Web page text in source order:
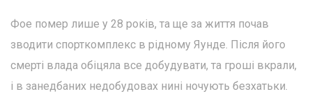
Фое помер лише у 28 років, та ще за життя почав
зводити спорткомплекс в рідному Яунде. Після його
смерті влада обіцяла все добудувати, та гроші вкрали,
і в занедбаних недобудовах нині ночують безхатьки.